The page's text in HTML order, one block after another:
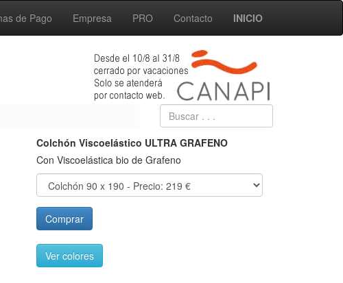
de Pago Empresa PRO Contacto INICIO
Colchón Viscoelástico ULTRA GRAFENO
Con Viscoelástica bio de Grafeno
Comprar
Ver colores